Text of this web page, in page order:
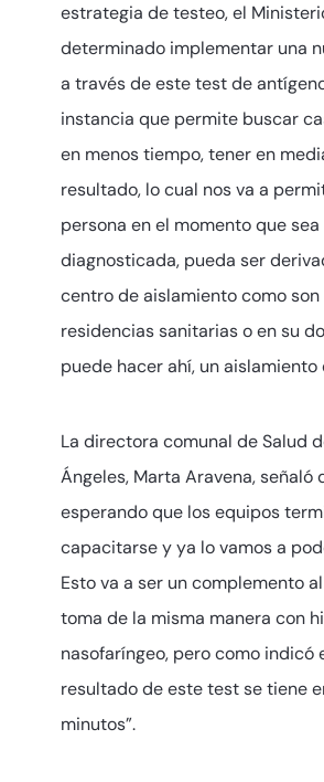
estrategia de testeo, el
determinado implementar una
a través de este test de
instancia que permite buscar
en menos tiempo, tener en
resultado, lo cual nos va a
persona en el momento que sea
diagnosticada, pueda ser
centro de aislamiento como son
residencias sanitarias o en su
puede hacer ahí, un aislamiento
La directora comunal de Salud
Ángeles, Marta Aravena, señaló
esperando que los equipos
capacitarse y ya lo vamos a
Esto va a ser un complemento
toma de la misma manera con
nasofaríngeo, pero como indicó
resultado de este test se tiene
minutos”.